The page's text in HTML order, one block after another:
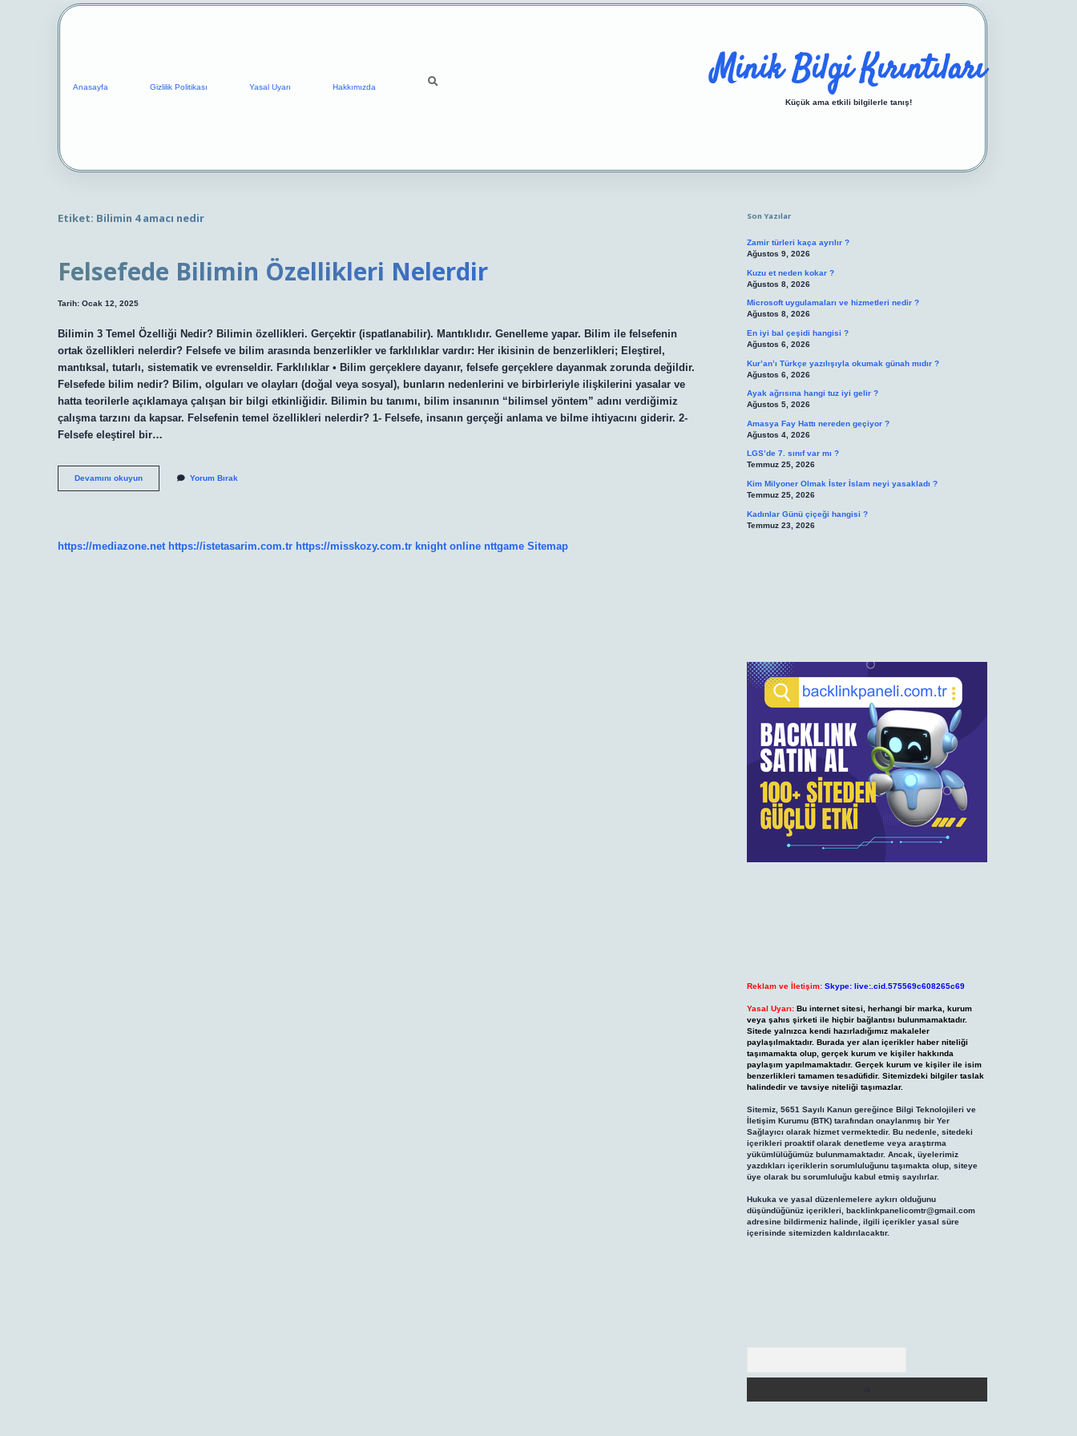
Anasayfa Gizlilik Politikası Yasal Uyarı Hakkımızda Minik Bilgi Kırıntıları
Küçük ama etkili bilgilerle tanış!
Etiket: Bilimin 4 amacı nedir
Felsefede Bilimin Özellikleri Nelerdir
Tarih: Ocak 12, 2025
Bilimin 3 Temel Özelliği Nedir? Bilimin özellikleri. Gerçektir (ispatlanabilir). Mantıklıdır. Genelleme yapar. Bilim ile felsefenin
ortak özellikleri nelerdir? Felsefe ve bilim arasında benzerlikler ve farklılıklar vardır: Her ikisinin de benzerlikleri; Eleştirel,
mantıksal, tutarlı, sistematik ve evrenseldir. Farklılıklar • Bilim gerçeklere dayanır, felsefe gerçeklere dayanmak zorunda değildir.
Felsefede bilim nedir? Bilim, olguları ve olayları (doğal veya sosyal), bunların nedenlerini ve birbirleriyle ilişkilerini yasalar ve
hatta teorilerle açıklamaya çalışan bir bilgi etkinliğidir. Bilimin bu tanımı, bilim insanının “bilimsel yöntem” adını verdiğimiz
çalışma tarzını da kapsar. Felsefenin temel özellikleri nelerdir? 1- Felsefe, insanın gerçeği anlama ve bilme ihtiyacını giderir. 2-
Felsefe eleştirel bir…
Devamını okuyunFelsefede
Bilimin
Yorum Bırak
https://mediazone.net https://istetasarim.com.tr https://misskozy.com.tr knight online nttgame Sitemap
Son Yazılar
Zamir türleri kaça ayrılır ?
Ağustos 9, 2026
Kuzu et neden kokar ?
Ağustos 8, 2026
Microsoft uygulamaları ve hizmetleri nedir ?
Ağustos 8, 2026
En iyi bal çeşidi hangisi ?
Ağustos 6, 2026
Kur’an’ı Türkçe yazılışıyla okumak günah mıdır ?
Ağustos 6, 2026
Ayak ağrısına hangi tuz iyi gelir ?
Ağustos 5, 2026
Amasya Fay Hattı nereden geçiyor ?
Ağustos 4, 2026
LGS’de 7. sınıf var mı ?
Temmuz 25, 2026
Kim Milyoner Olmak İster İslam neyi yasakladı ?
Temmuz 25, 2026
Kadınlar Günü çiçeği hangisi ?
Temmuz 23, 2026
Reklam ve İletişim: Skype: live:.cid.575569c608265c69
Yasal Uyarı: Bu internet sitesi, herhangi bir marka, kurum
veya şahıs şirketi ile hiçbir bağlantısı bulunmamaktadır.
Sitede yalnızca kendi hazırladığımız makaleler
paylaşılmaktadır. Burada yer alan içerikler haber niteliği
taşımamakta olup, gerçek kurum ve kişiler hakkında
paylaşım yapılmamaktadır. Gerçek kurum ve kişiler ile isim
benzerlikleri tamamen tesadüfidir. Sitemizdeki bilgiler taslak
halindedir ve tavsiye niteliği taşımazlar.
Sitemiz, 5651 Sayılı Kanun gereğince Bilgi Teknolojileri ve
İletişim Kurumu (BTK) tarafından onaylanmış bir Yer
Sağlayıcı olarak hizmet vermektedir. Bu nedenle, sitedeki
içerikleri proaktif olarak denetleme veya araştırma
yükümlülüğümüz bulunmamaktadır. Ancak, üyelerimiz
yazdıkları içeriklerin sorumluluğunu taşımakta olup, siteye
üye olarak bu sorumluluğu kabul etmiş sayılırlar.
Hukuka ve yasal düzenlemelere aykırı olduğunu
düşündüğünüz içerikleri, backlinkpanelicomtr@gmail.com
adresine bildirmeniz halinde, ilgili içerikler yasal süre
içerisinde sitemizden kaldırılacaktır.